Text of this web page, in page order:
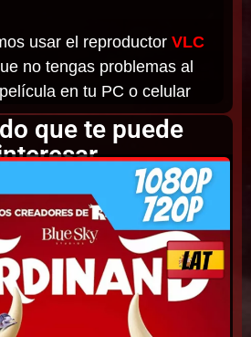
usar el reproductor VLC
no tengas problemas al
en tu PC o celular
que te puede